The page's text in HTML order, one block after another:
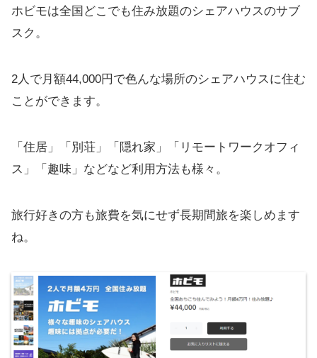
ホビモは全国どこでも住み放題のシェアハウスのサブ
スク。
2人で月額44,000円で色んな場所のシェアハウスに住む
ことができます。
「住居」「別荘」「隠れ家」「リモートワークオフィ
ス」「趣味」などなど利用方法も様々。
旅行好きの方も旅費を気にせず長期間旅を楽しめます
ね。